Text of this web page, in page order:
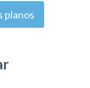
planos